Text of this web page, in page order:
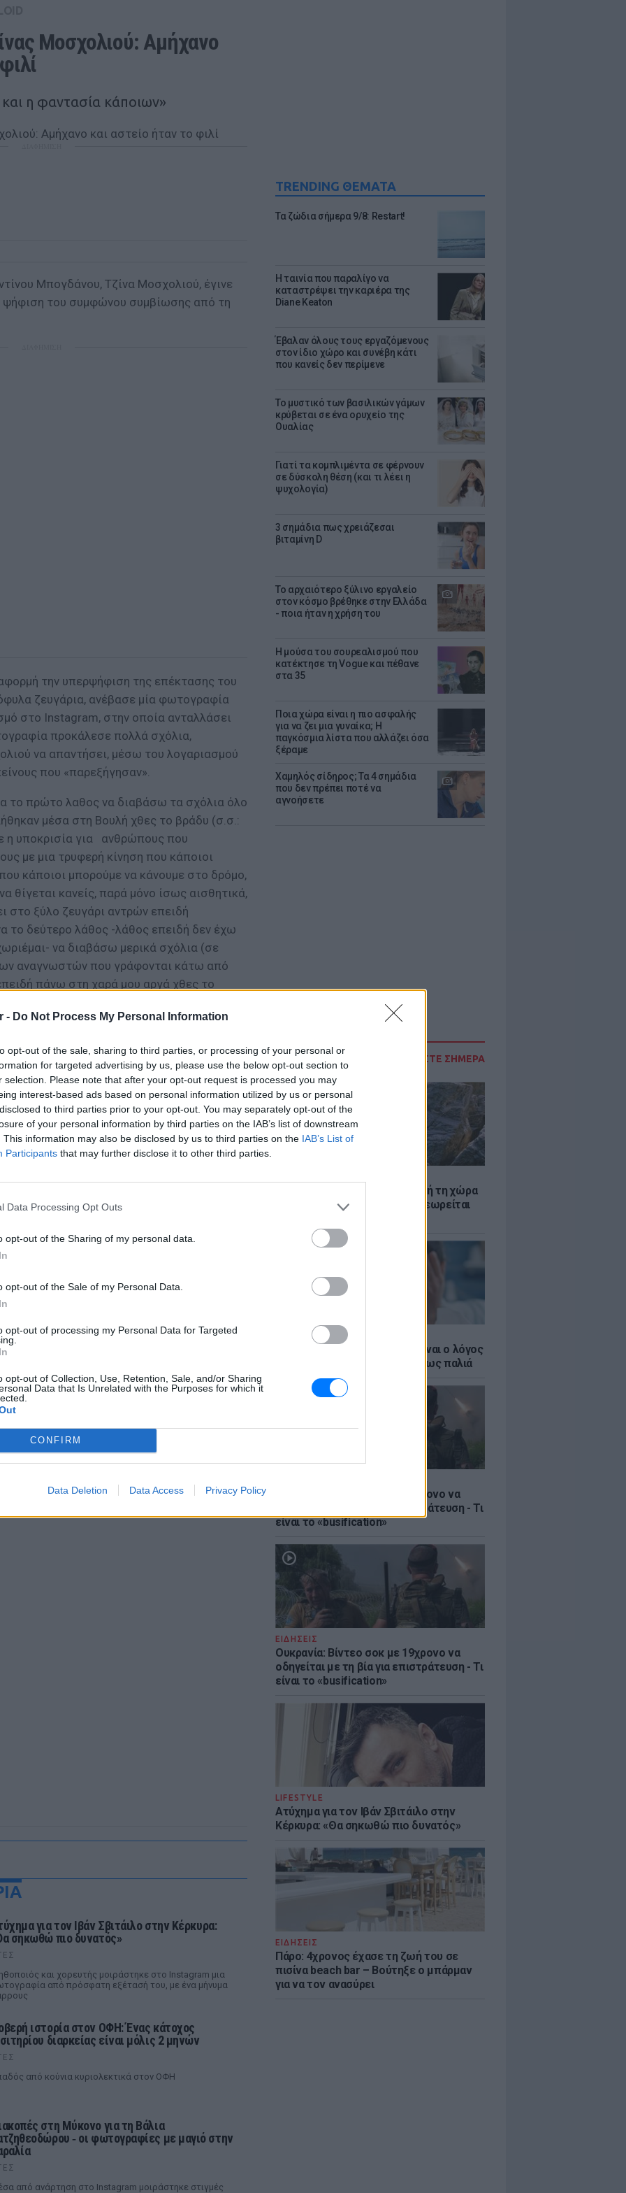
- Do Not Process My Personal Information
opt-out of the sale, sharing to third parties, or processing of your personal or
for targeted advertising by us, please use the below opt-out section to
selection. Please note that after your opt-out request is processed you may
interest-based ads based on personal information utilized by us or personal
to third parties prior to your opt-out. You may separately opt-out of the
of your personal information by third parties on the IAB’s list of downstream
This information may also be disclosed by us to third parties on the IAB’s List of
Participants that may further disclose it to other third parties.
Data Processing Opt Outs
opt-out of the Sharing of my personal data.
opt-out of the Sale of my Personal Data.
opt-out of processing my Personal Data for Targeted
opt-out of Collection, Use, Retention, Sale, and/or Sharing
Data that Is Unrelated with the Purposes for which it
CONFIRM
Data Deletion Data Access Privacy Policy
TRENDING ΘΕΜΑΤΑ
Τα ζώδια σήμερα 9/8: Restart!
Η ταινία που παραλίγο να
καταστρέψει την καριέρα της
Diane Keaton
Έβαλαν όλους τους εργαζόμενους
στον ίδιο χώρο και συνέβη κάτι
που κανείς δεν περίμενε
Το μυστικό των βασιλικών γάμων
κρύβεται σε ένα ορυχείο της
Ουαλίας
Γιατί τα κομπλιμέντα σε φέρνουν
σε δύσκολη θέση (και τι λέει η
ψυχολογία)
3 σημάδια πως χρειάζεσαι
βιταμίνη D
Το αρχαιότερο ξύλινο εργαλείο
στον κόσμο βρέθηκε στην Ελλάδα
- ποια ήταν η χρήση του
Η μούσα του σουρεαλισμού που
κατέκτησε τη Vogue και πέθανε
στα 35
Ποια χώρα είναι η πιο ασφαλής
για να ζει μια γυναίκα; Η
παγκόσμια λίστα που αλλάζει όσα
ξέραμε
Χαμηλός σίδηρος; Τα 4 σημάδια
που δεν πρέπει ποτέ να
αγνοήσετε
ΔΙΑΒΑΣΤΕ ΣΗΜΕΡΑ
Η παράξενη ελευθερία: Σε αυτή τη χώρα
της Ευρώπης, το γuμνό δεν θεωρείται
Δεν είναι η ιδέα σου: Αυτός είναι ο λόγος
που δεν αντέχεις το ποτό όπως παλιά
Ουκρανία: Βίντεο σοκ με 19χρονο να
οδηγείται με τη βία για επιστράτευση - Τι
είναι το «busification»
ΕΙΔΗΣΕΙΣ
Ουκρανία: Βίντεο σοκ με 19χρονο να
οδηγείται με τη βία για επιστράτευση - Τι
είναι το «busification»
LIFESTYLE
Ατύχημα για τον Ιβάν Σβιτάιλο στην
Κέρκυρα: «Θα σηκωθώ πιο δυνατός»
ΕΙΔΗΣΕΙΣ
Πάρο: 4χρονος έχασε τη ζωή του σε
πισίνα beach bar – Βούτηξε ο μπάρμαν
για να τον ανασύρει
Μοσχολιού: Αμήχανο
και η φαντασία κάποιων»
Μπογδάνου, Τζίνα Μοσχολιού, έγινε
ψήφιση του συμφώνου συμβίωσης από τη
την υπερψήφιση της επέκτασης του
ζευγάρια, ανέβασε μία φωτογραφία
στο Instagram, στην οποία ανταλλάσει
προκάλεσε πολλά σχόλια,
να απαντήσει, μέσω του λογαριασμού
που «παρεξήγησαν».
το πρώτο λαθος να διαβάσω τα σχόλια όλο
μέσα στη Βουλή χθες το βράδυ (σ.σ.:
η υποκρισία για
ανθρώπους που
με μια τρυφερή κίνηση που κάποιοι
κάποιοι μπορούμε να κάνουμε στο δρόμο,
θίγεται κανείς, παρά μόνο ίσως αισθητικά,
στο ξύλο ζευγάρι αντρών επειδή
το δεύτερο λάθος -λάθος επειδή δεν έχω
να διαβάσω μερικά σχόλια (σε
αναγνωστών που γράφονται κάτω από
πάνω στη χαρά μου αργά χθες το
παλιά φωτογραφία τού -αμήχανου,
με τη Γεωργία που μας είχε βγάλει ο
αφιέρωμα που έγινε όλο χαρά και για το
Γιατί δεν υπάρχει τίποτα
μόνο οι σκέψεις κι η φαντασία ορισμένων
ή χωρίς, με ισονομία ή χωρίς, δεν
και τον σεξισμό. Αλλά γιΆ αυτό ακριβώς
Γιατί πέρα από την αυτονόητη ισονομία, ο
είναι αυτός, έστω κι αν πραγματώνεται
μέχρι να φτάσει η μέρα οι άνθρωποι
να μη θίγονται πια από μια τρυφερή εικόνα
ανθρώπους να κρύβονται».
στο
νέα της ημέρας και ότι σου κάνει κλικ!
και στο Instagram
ΔΙΑΦΗΜΙΣΗ
για τον Ιβάν Σβιτάιλο στην Κέρκυρα:
σηκωθώ πιο δυνατός»
και χορευτής μοιράστηκε στο Instagram μια
από πρόσφατη εξέτασή του, με ένα μήνυμα
ιστορία στον ΟΦΗ: Ένας κάτοχος
διαρκείας είναι μόλις 2 μηνών
από κούνια κυριολεκτικά στον ΟΦΗ
στη Μύκονο για τη Βάλια
‑ οι φωτογραφίες με μαγιό στην
από ανάρτηση στο Instagram μοιράστηκε στιγμές